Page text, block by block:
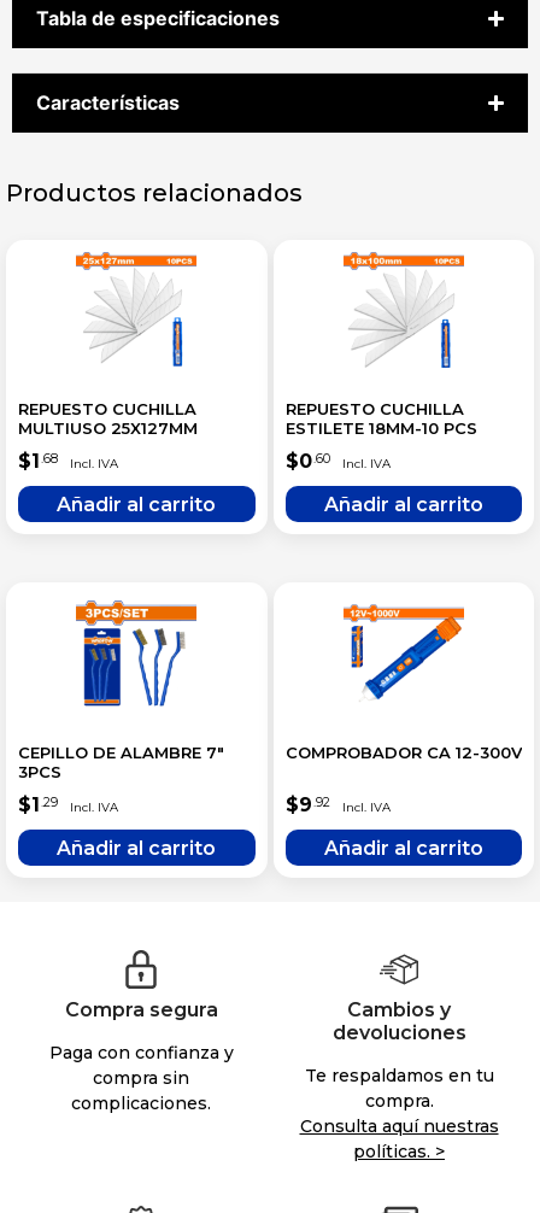
Tabla de especificaciones
Características
Productos relacionados
REPUESTO CUCHILLA
MULTIUSO 25X127MM
$1 .68
REPUESTO CUCHILLA
ESTILETE 18MM-10 PCS
$0.60
CEPILLO DE ALAMBRE 7″
3PCS
$1 .29
COMPROBADOR CA 12-300V
$9 .92
Compra segura
Paga con confianza y
compra sin
complicaciones.
Cambios y
devoluciones
Te respaldamos en tu
compra.
Consulta aquí nuestras
políticas. >